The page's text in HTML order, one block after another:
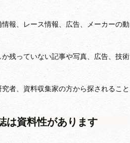
報、レース情報、広告、メーカーの動
残っていない記事や写真、広告、技術
者、資料収集家の方から探されること
は資料性があります